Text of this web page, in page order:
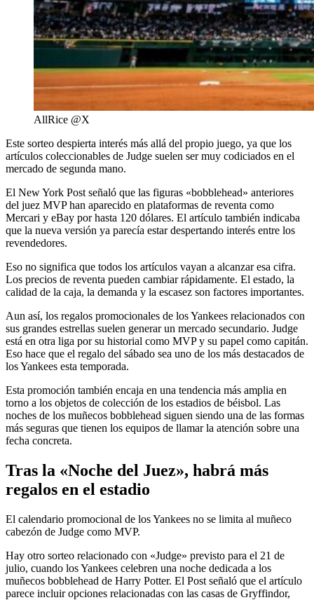
AllRice @X
Este sorteo despierta interés más allá del propio juego, ya que los
artículos coleccionables de Judge suelen ser muy codiciados en el
mercado de segunda mano.
El New York Post señaló que las figuras «bobblehead» anteriores
del juez MVP han aparecido en plataformas de reventa como
Mercari y eBay por hasta 120 dólares. El artículo también indicaba
que la nueva versión ya parecía estar despertando interés entre los
revendedores.
Eso no significa que todos los artículos vayan a alcanzar esa cifra.
Los precios de reventa pueden cambiar rápidamente. El estado, la
calidad de la caja, la demanda y la escasez son factores importantes.
Aun así, los regalos promocionales de los Yankees relacionados con
sus grandes estrellas suelen generar un mercado secundario. Judge
está en otra liga por su historial como MVP y su papel como capitán.
Eso hace que el regalo del sábado sea uno de los más destacados de
los Yankees esta temporada.
Esta promoción también encaja en una tendencia más amplia en
torno a los objetos de colección de los estadios de béisbol. Las
noches de los muñecos bobblehead siguen siendo una de las formas
más seguras que tienen los equipos de llamar la atención sobre una
fecha concreta.
Tras la «Noche del Juez», habrá más
regalos en el estadio
El calendario promocional de los Yankees no se limita al muñeco
cabezón de Judge como MVP.
Hay otro sorteo relacionado con «Judge» previsto para el 21 de
julio, cuando los Yankees celebren una noche dedicada a los
muñecos bobblehead de Harry Potter. El Post señaló que el artículo
parece incluir opciones relacionadas con las casas de Gryffindor,